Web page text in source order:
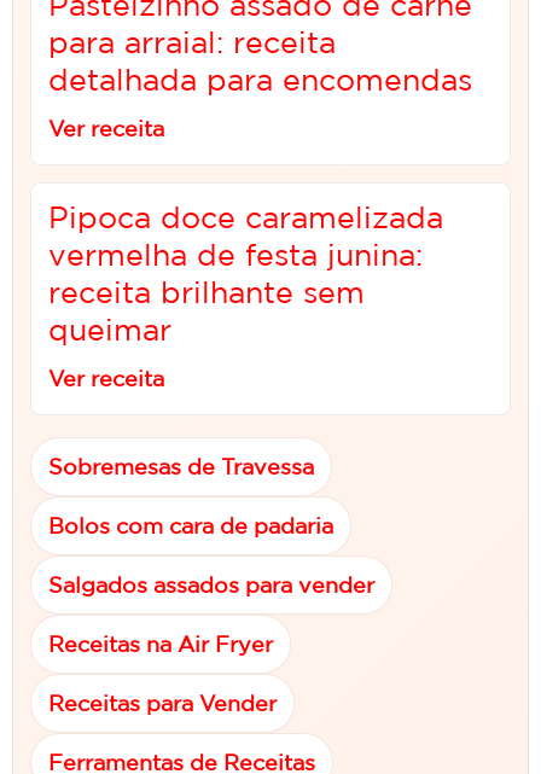
para arraial: receita
detalhada para encomendas
Ver receita
Pipoca doce caramelizada
vermelha de festa junina:
receita brilhante sem
queimar
Ver receita
Sobremesas de Travessa
Bolos com cara de padaria
Salgados assados para vender
Receitas na Air Fryer
Receitas para Vender
Ferramentas de Receitas